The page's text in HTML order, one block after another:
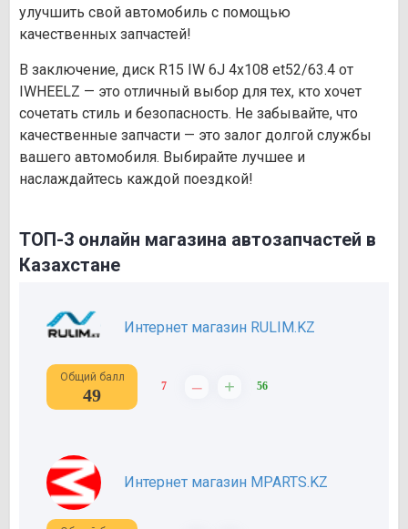
улучшить свой автомобиль с помощью
качественных запчастей!
В заключение, диск R15 IW 6J 4х108 et52/63.4 от
IWHEELZ — это отличный выбор для тех, кто хочет
сочетать стиль и безопасность. Не забывайте, что
качественные запчасти — это залог долгой службы
вашего автомобиля. Выбирайте лучшее и
наслаждайтесь каждой поездкой!
ТОП-3 онлайн магазина автозапчастей в
Казахстане
Интернет магазин RULIM.KZ
Общий балл
49 7 – + 56
Интернет магазин MPARTS.KZ